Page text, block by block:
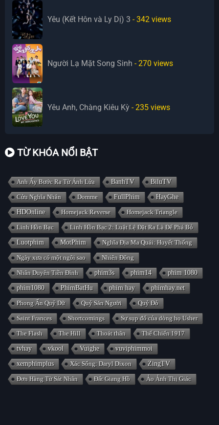
Yêu (Kết Hôn và Ly Dị) 3 - 342 views
Người Lạ Mặt Song Sinh - 270 views
Yêu Anh, Chàng Kiêu Kỳ - 235 views
TỪ KHÓA NỔI BẬT
Anh Ấy Bước Ra Từ Ánh Lửa BanhTV BiluTV
Cửu Nghĩa Nhân Domme FullPhim HayGhe
HDOnline Homejack Reverse Homejack Triangle
Linh Hồn Bạc Linh Hồn Bạc 2: Luật Lệ Đặt Ra Là Để Phá Bỏ
Luotphim MotPhim Nghĩa Địa Ma Quái: Huyết Thống
Ngày xưa có một ngôi sao Nhiên Đông
Nhân Duyên Tiền Đình phim3s phim14 phim 1080
phim1080 PhimBatHu phim hay phimhay.net
Phong Ấn Quỷ Dữ Quỷ Săn Người Quỷ Đỏ
Saint Frances Shortcomings Sự sụp đổ của dòng họ Usher
The Flash The Hill Thoát thân Thế Chiến 1917
tvhay vkool Vuighe vuviphimmoi
xemphimplus Xác Sống: Daryl Dixon ZingTV
Đơn Hàng Từ Sát Nhân Đất Giang Hồ Ảo Ảnh Thị Giác